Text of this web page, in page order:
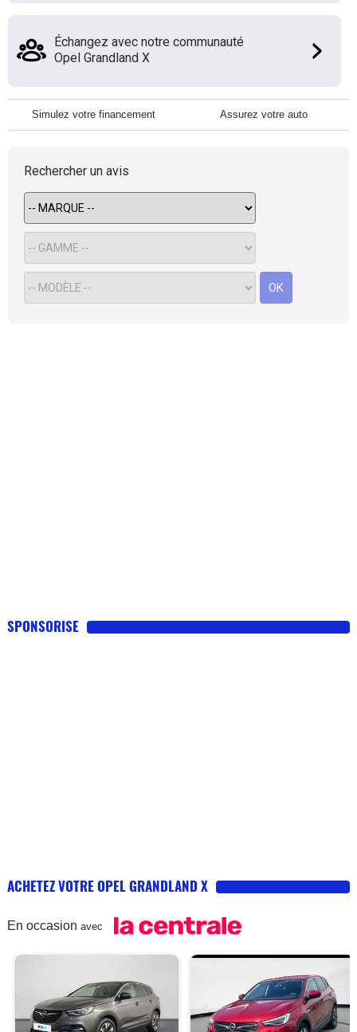
Échangez avec notre communauté
Opel Grandland X
Simulez votre financement Assurez votre auto
Rechercher un avis
OK
SPONSORISE
ACHETEZ VOTRE OPEL GRANDLAND X
En occasion avec